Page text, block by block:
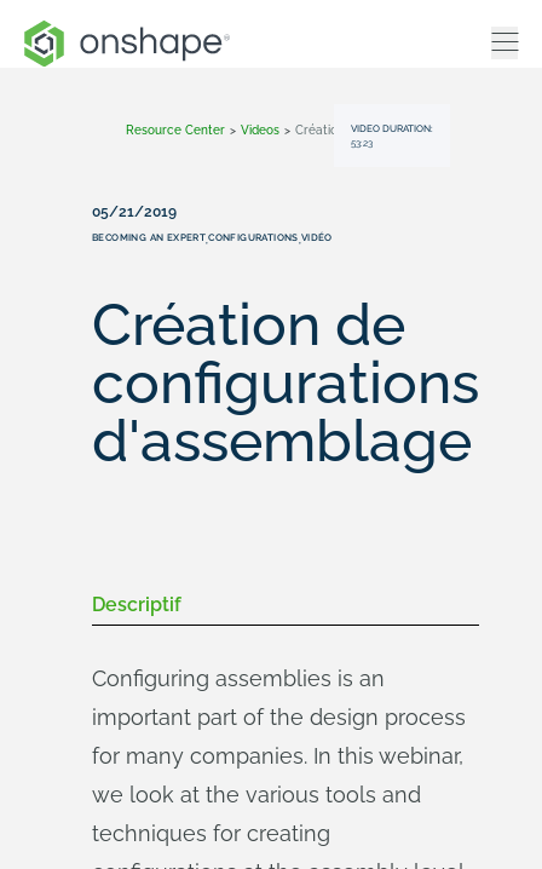
Resource Center > Videos > Création De Configurations D'assemblage
VIDEO DURATION:
53:23
05/21/2019
BECOMING AN EXPERT,CONFIGURATIONS,VIDÉO
Création de
configurations
d'assemblage
Descriptif
Configuring assemblies is an
important part of the design process
for many companies. In this webinar,
we look at the various tools and
techniques for creating